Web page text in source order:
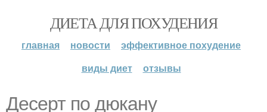
ДИЕТА ДЛЯ ПОХУДЕНИЯ
главная новости
эффективное похудение
виды диет
отзывы
Десерт по дюкану